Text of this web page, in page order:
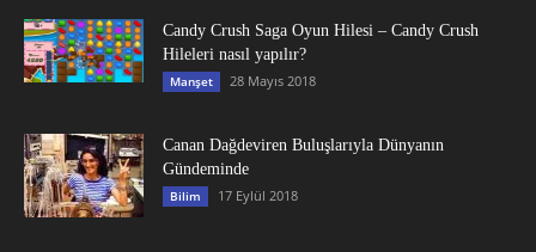
Candy Crush Saga Oyun Hilesi – Candy Crush
Hileleri nasıl yapılır?
Manşet 28 Mayıs 2018
Canan Dağdeviren Buluşlarıyla Dünyanın
Gündeminde
Bilim 17 Eylül 2018